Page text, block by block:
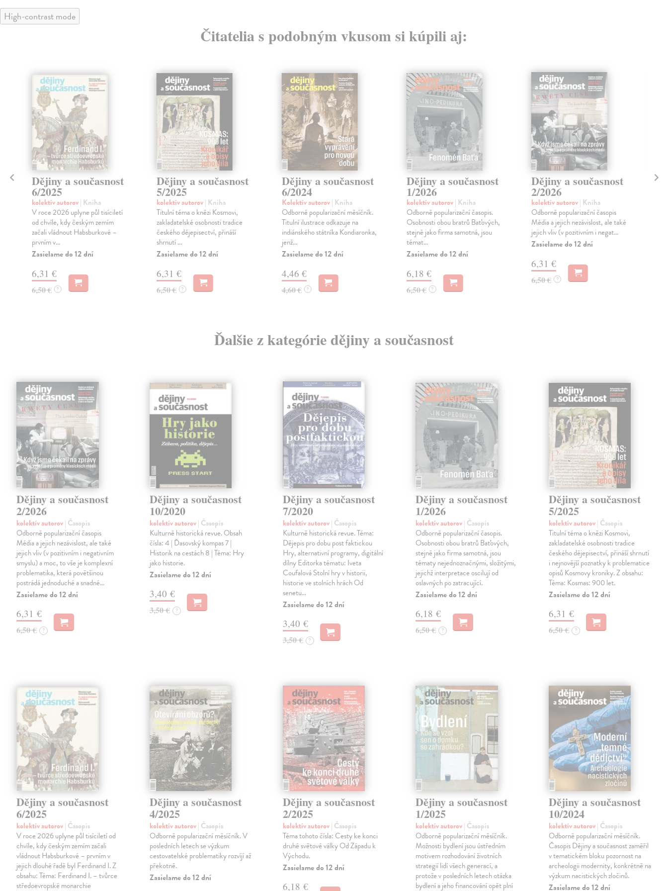
High-contrast mode
Čitatelia s podobným vkusom si kúpili aj:
Dějiny a současnost
6/2025
kolektív autorov| Kniha
V roce 2026 uplyne půl tisíciletí
od chvíle, kdy českým zemím
začali vládnout Habsburkové –
prvním v...
Zasielame do 12 dní
6,31 €
6,50 € ?
Dějiny a současnost
5/2025
kolektív autorov| Kniha
Titulní téma o knězi Kosmovi,
zakladatelské osobnosti tradice
českého dějepisectví, přináší
shrnutí ...
Zasielame do 12 dní
6,31 €
6,50 € ?
Dějiny a současnost
6/2024
Kolektív autorov| Kniha
Odborně popularizační měsíčník.
Titulní ilustrace odkazuje na
indiánského státníka Kondiaronka,
jenž...
Zasielame do 12 dní
4,46 €
4,60 € ?
Dějiny a současnost
1/2026
kolektív autorov| Kniha
Odborně popularizační časopis.
Osobnosti obou bratrů Baťových,
stejně jako firma samotná, jsou
témat...
Zasielame do 12 dní
6,18 €
6,50 € ?
Dějiny a současnost
2/2026
kolektív autorov| Kniha
Odborně popularizační časopis
Média a jejich nezávislost, ale také
jejich vliv (v pozitivním i negat...
Zasielame do 12 dní
6,31 €
6,50 € ?
Ďalšie z kategórie dějiny a současnost
Dějiny a současnost
2/2026
kolektív autorov| Časopis
Odborně popularizační časopis
Média a jejich nezávislost, ale také
jejich vliv (v pozitivním i negativním
smyslu) a moc, to vše je komplexní
problematika, která povětšinou
postrádá jednoduché a snadné…
Zasielame do 12 dní
6,31 €
6,50 € ?
Dějiny a současnost
10/2020
kolektív autorov| Časopis
Kulturně historická revue. Obsah
čísla: 4 | Ďasovský kompas 7 |
Historik na cestách 8 | Téma: Hry
jako historie.
Zasielame do 12 dní
3,40 €
3,50 € ?
Dějiny a současnost
7/2020
kolektív autorov| Časopis
Kulturně historická revue. Téma:
Dějepis pro dobu post faktickou
Hry, alternativní programy, digitální
dílny Editorka tématu: Iveta
Coufalová Stolní hry v historii,
historie ve stolních hrách Od
senetu…
Zasielame do 12 dní
3,40 €
3,50 € ?
Dějiny a současnost
1/2026
kolektív autorov| Časopis
Odborně popularizační časopis.
Osobnosti obou bratrů Baťových,
stejně jako firma samotná, jsou
tématy nejednoznačnými, složitými,
jejichž interpretace oscilují od
oslavných po zatracující.
Zasielame do 12 dní
6,18 €
6,50 € ?
Dějiny a současnost
5/2025
kolektív autorov| Časopis
Titulní téma o knězi Kosmovi,
zakladatelské osobnosti tradice
českého dějepisectví, přináší shrnutí
i nejnovější poznatky k problematice
opisů Kosmovy kroniky. Z obsahu:
Téma: Kosmas: 900 let.
Zasielame do 12 dní
6,31 €
6,50 € ?
Dějiny a současnost
6/2025
kolektív autorov| Časopis
V roce 2026 uplyne půl tisíciletí od
chvíle, kdy českým zemím začali
vládnout Habsburkové – prvním v
jejich dlouhé řadě byl Ferdinand I. Z
obsahu: Téma: Ferdinand I. – tvůrce
středoevropské monarchie
Dějiny a současnost
4/2025
kolektív autorov| Časopis
Odborně popularizační měsíčník. V
posledních letech se výzkum
cestovatelské problematiky rozvíjí až
překotně.
Zasielame do 12 dní
Dějiny a současnost
2/2025
kolektív autorov| Časopis
Téma tohoto čísla: Cesty ke konci
druhé světové války Od Západu k
Východu.
Zasielame do 12 dní
6,18 €
Dějiny a současnost
1/2025
kolektív autorov| Časopis
Odborně popularizační měsíčník.
Možnosti bydlení jsou ústředním
motivem rozhodování životních
strategií lidí všech generací, a
protože v posledních letech otázka
bydlení a jeho financování opět plní
Dějiny a současnost
10/2024
kolektív autorov| Časopis
Odborně popularizační měsíčník.
Časopis Dějiny a současnost zaměřil
v tematickém bloku pozornost na
archeologii modernity, konkrétně na
výzkum nacistických zločinů.
Zasielame do 12 dní